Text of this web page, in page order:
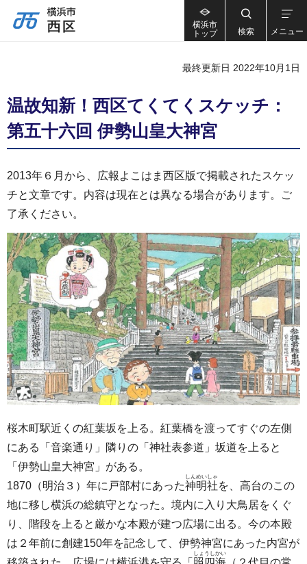
横浜市
トップ
検索 メニュー
最終更新日 2022年10月1日
温故知新！西区てくてくスケッチ：
第五十六回 伊勢山皇大神宮
2013年６月から、広報よこはま西区版で掲載されたスケッ
チと文章です。内容は現在とは異なる場合があります。ご
了承ください。
桜木町駅近くの紅葉坂を上る。紅葉橋を渡ってすぐの左側
にある「音楽通り」隣りの「神社表参道」坂道を上ると
「伊勢山皇大神宮」がある。
1870（明治３）年に戸部村にあった神明社
しんめいしゃ
を、高台のこの
地に移し横浜の総鎮守となった。境内に入り大鳥居をくぐ
り、階段を上ると厳かな本殿が建つ広場に出る。今の本殿
は２年前に創建150年を記念して、伊勢神宮にあった内宮が
しょうしかい